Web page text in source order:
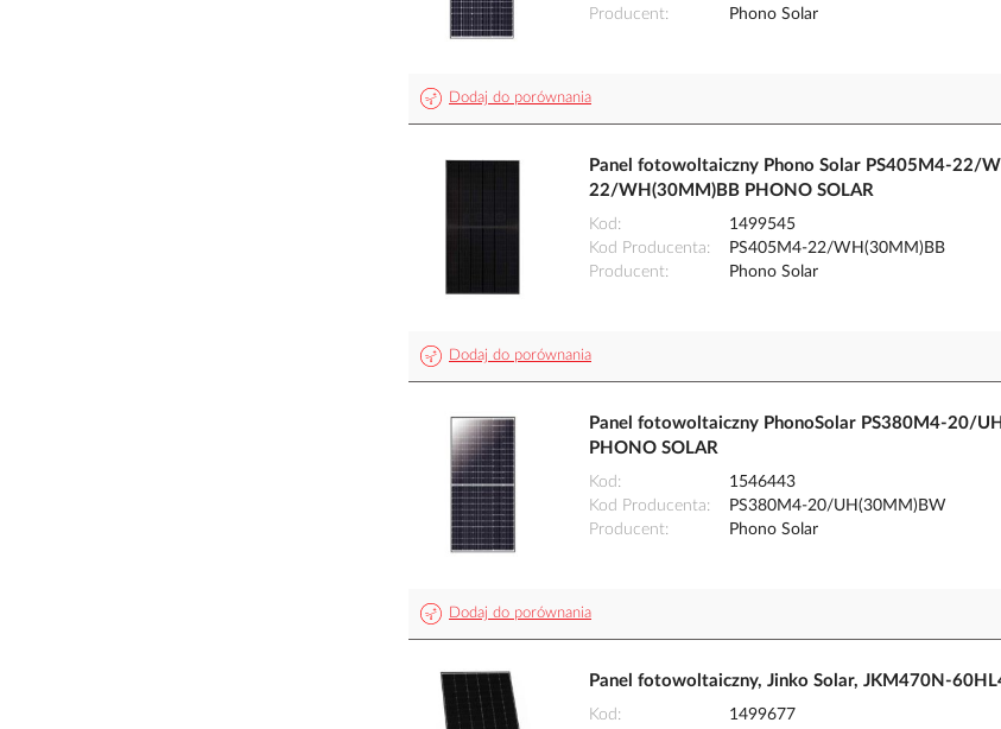
Producent
Phono Solar
Dodaj do porównania
Panel fotowoltaiczny Phono Solar PS405M4-22/
22/WH(30MM)BB PHONO SOLAR
Kod
1499545
Kod Producenta
PS405M4-22/WH(30MM)BB
Producent
Phono Solar
Dodaj do porównania
Panel fotowoltaiczny PhonoSolar PS380M4-20/
PHONO SOLAR
Kod
1546443
Kod Producenta
PS380M4-20/UH(30MM)BW
Producent
Phono Solar
Dodaj do porównania
Panel fotowoltaiczny, Jinko Solar, JKM470N-
Kod
1499677